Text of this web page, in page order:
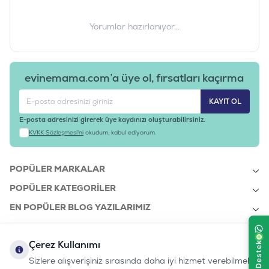
Yorumlar hazırlanıyor...
evinemama.com’a üye ol, fırsatları kaçırma
KAYIT OL
E-posta adresinizi girerek üye kaydınızı oluşturabilirsiniz.
KVKK Sözleşmesi'ni okudum, kabul ediyorum.
POPÜLER MARKALAR
POPÜLER KATEGORILER
EN POPÜLER BLOG YAZILARIMIZ
KURUMSAL
Çerez Kullanımı
Sizlere alışverişiniz sırasında daha iyi hizmet verebilmek